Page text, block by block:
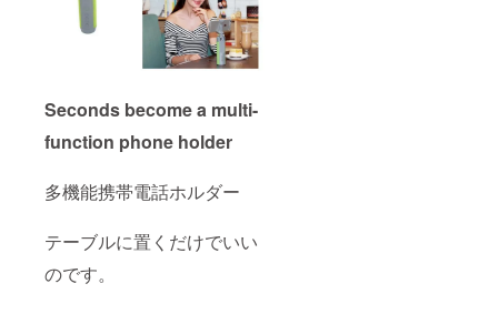
Seconds become a multi-
function phone holder
多機能携帯電話ホルダー
テーブルに置くだけでいい
のです。